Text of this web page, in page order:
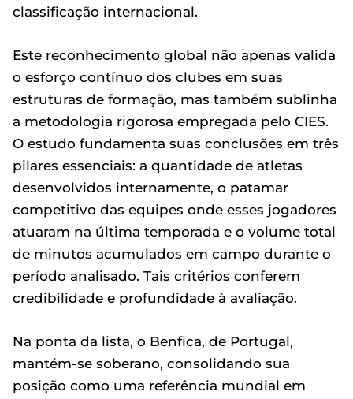
classificação internacional.
Este reconhecimento global não apenas valida
o esforço contínuo dos clubes em suas
estruturas de formação, mas também sublinha
a metodologia rigorosa empregada pelo CIES.
O estudo fundamenta suas conclusões em três
pilares essenciais: a quantidade de atletas
desenvolvidos internamente, o patamar
competitivo das equipes onde esses jogadores
atuaram na última temporada e o volume total
de minutos acumulados em campo durante o
período analisado. Tais critérios conferem
credibilidade e profundidade à avaliação.
Na ponta da lista, o Benfica, de Portugal,
mantém-se soberano, consolidando sua
posição como uma referência mundial em